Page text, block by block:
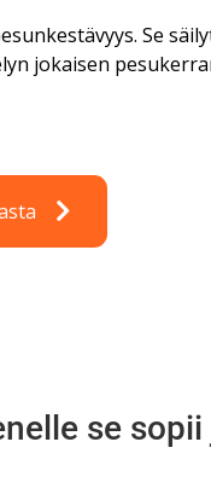
Se
jokaisen
se